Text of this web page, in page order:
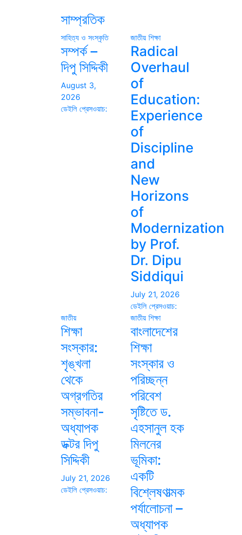
সাম্প্রতিক
সাহিত্য ও সংস্কৃতি
সম্পর্ক –
দিপু সিদ্দিকী
August 3,
2026
ডেইলি প্রেসওয়াচ:
জাতীয় শিক্ষা
Radical
Overhaul
of
Education:
Experience
of
Discipline
and
New
Horizons
of
Modernization
by Prof.
Dr. Dipu
Siddiqui
July 21, 2026
ডেইলি প্রেসওয়াচ:
জাতীয়
শিক্ষা
সংস্কার:
শৃঙ্খলা
থেকে
অগ্রগতির
সম্ভাবনা-
অধ্যাপক
ডক্টর দিপু
সিদ্দিকী
July 21, 2026
ডেইলি প্রেসওয়াচ:
জাতীয় শিক্ষা
বাংলাদেশের
শিক্ষা
সংস্কার ও
পরিচ্ছন্ন
পরিবেশ
সৃষ্টিতে ড.
এহসানুল হক
মিলনের
ভূমিকা:
একটি
বিশ্লেষণাত্মক
পর্যালোচনা –
অধ্যাপক